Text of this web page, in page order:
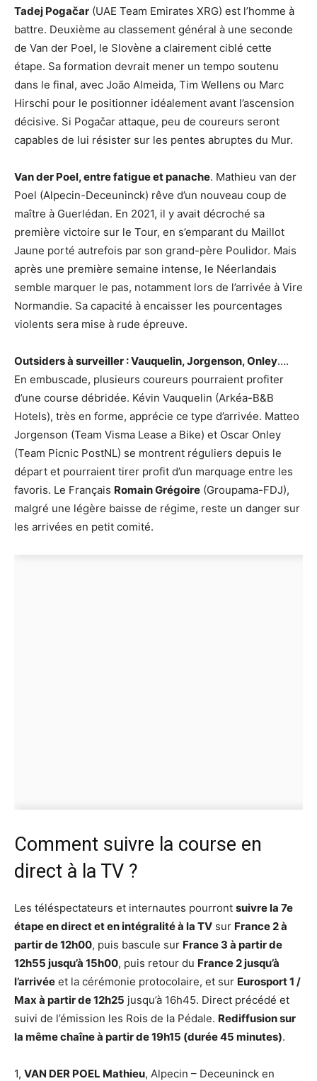
Tadej Pogačar (UAE Team Emirates XRG) est l’homme à
battre. Deuxième au classement général à une seconde
de Van der Poel, le Slovène a clairement ciblé cette
étape. Sa formation devrait mener un tempo soutenu
dans le final, avec João Almeida, Tim Wellens ou Marc
Hirschi pour le positionner idéalement avant l’ascension
décisive. Si Pogačar attaque, peu de coureurs seront
capables de lui résister sur les pentes abruptes du Mur.
Van der Poel, entre fatigue et panache. Mathieu van der
Poel (Alpecin-Deceuninck) rêve d’un nouveau coup de
maître à Guerlédan. En 2021, il y avait décroché sa
première victoire sur le Tour, en s’emparant du Maillot
Jaune porté autrefois par son grand-père Poulidor. Mais
après une première semaine intense, le Néerlandais
semble marquer le pas, notamment lors de l’arrivée à Vire
Normandie. Sa capacité à encaisser les pourcentages
violents sera mise à rude épreuve.
Outsiders à surveiller : Vauquelin, Jorgenson, Onley….
En embuscade, plusieurs coureurs pourraient profiter
d’une course débridée. Kévin Vauquelin (Arkéa-B&B
Hotels), très en forme, apprécie ce type d’arrivée. Matteo
Jorgenson (Team Visma Lease a Bike) et Oscar Onley
(Team Picnic PostNL) se montrent réguliers depuis le
départ et pourraient tirer profit d’un marquage entre les
favoris. Le Français Romain Grégoire (Groupama-FDJ),
malgré une légère baisse de régime, reste un danger sur
les arrivées en petit comité.
Comment suivre la course en
direct à la TV ?
Les téléspectateurs et internautes pourront suivre la 7e
étape en direct et en intégralité à la TV sur France 2 à
partir de 12h00, puis bascule sur France 3 à partir de
12h55 jusqu’à 15h00, puis retour du France 2 jusqu’à
l’arrivée et la cérémonie protocolaire, et sur Eurosport 1 /
Max à partir de 12h25 jusqu’à 16h45. Direct précédé et
suivi de l’émission les Rois de la Pédale. Rediffusion sur
la même chaîne à partir de 19h15 (durée 45 minutes).
1, VAN DER POEL Mathieu, Alpecin – Deceuninck en